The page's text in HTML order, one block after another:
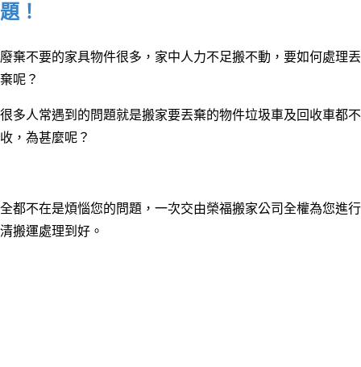
題！
廢棄不要的家具物件很多，家中人力不足搬不動，要如何處理丟
棄呢？
很多人常遇到的問題就是搬家要丟棄的物件垃圾車及回收車都不
收，為甚麼呢？
全都不在是煩惱您的問題，一次交由榮福搬家公司全權為您進行
清搬運處理到好。